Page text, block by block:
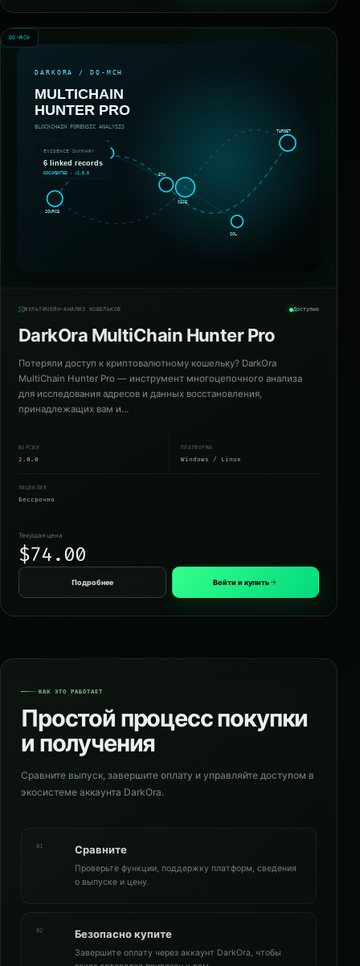
DO-MCH
МУЛЬТИЧЕЙН-АНАЛИЗ КОШЕЛЬКОВ Доступно
DarkOra MultiChain Hunter Pro
Потеряли доступ к криптовалютному кошельку? DarkOra
MultiChain Hunter Pro — инструмент многоцепочного анализа
для исследования адресов и данных восстановления,
принадлежащих вам и…
ВЕРСИЯ
2.0.0
ПЛАТФОРМА
Windows / Linux
ЛИЦЕНЗИЯ
Бессрочно
Текущая цена
$74.00
Подробнее Войти и купить
КАК ЭТО РАБОТАЕТ
Простой процесс покупки
и получения
Сравните выпуск, завершите оплату и управляйте доступом в
экосистеме аккаунта DarkOra.
01 Сравните
Проверьте функции, поддержку платформ, сведения
о выпуске и цену.
02 Безопасно купите
Завершите оплату через аккаунт DarkOra, чтобы